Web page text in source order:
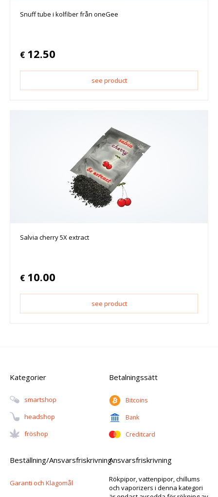
Snuff tube i kolfiber från oneGee
€ 12.50
see product
Salvia cherry 5X extract
€ 10.00
see product
Kategorier
Smartshop
Headshop
Fröshop
Betalningssätt
Bitcoins
Bank
Creditcard
Beställning/Ansvarsfriskrivning
Garanti och Klagomål
Ansvarsfriskrivning
Rökpipor, vattenpipor, chillums
och vaporizers i denna kategori